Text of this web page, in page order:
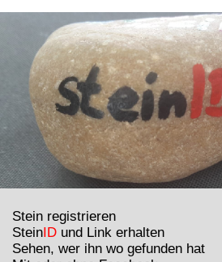
Stein registrieren
Stein ID und Link erhalten
Sehen, wer ihn wo gefunden hat